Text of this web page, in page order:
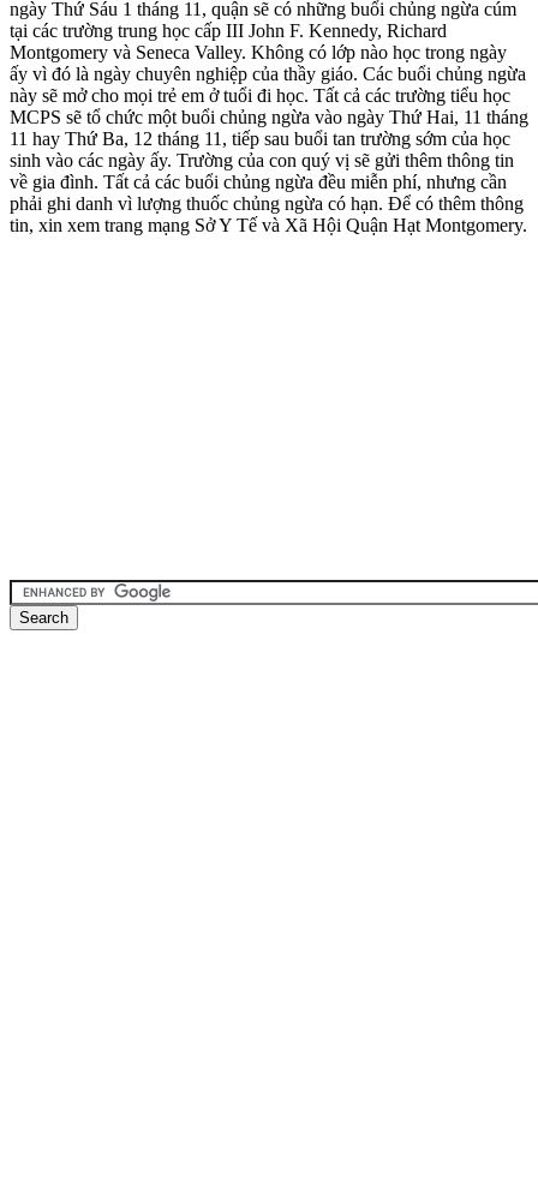
ngày Thứ Sáu 1 tháng 11, quận sẽ có những buổi chủng ngừa cúm
tại các trường trung học cấp III John F. Kennedy, Richard
Montgomery và Seneca Valley. Không có lớp nào học trong ngày
ấy vì đó là ngày chuyên nghiệp của thầy giáo. Các buổi chủng ngừa
này sẽ mở cho mọi trẻ em ở tuổi đi học. Tất cả các trường tiểu học
MCPS sẽ tổ chức một buổi chủng ngừa vào ngày Thứ Hai, 11 tháng
11 hay Thứ Ba, 12 tháng 11, tiếp sau buổi tan trường sớm của học
sinh vào các ngày ấy. Trường của con quý vị sẽ gửi thêm thông tin
về gia đình. Tất cả các buổi chủng ngừa đều miễn phí, nhưng cần
phải ghi danh vì lượng thuốc chủng ngừa có hạn. Để có thêm thông
tin, xin xem trang mạng Sở Y Tế và Xã Hội Quận Hạt Montgomery.